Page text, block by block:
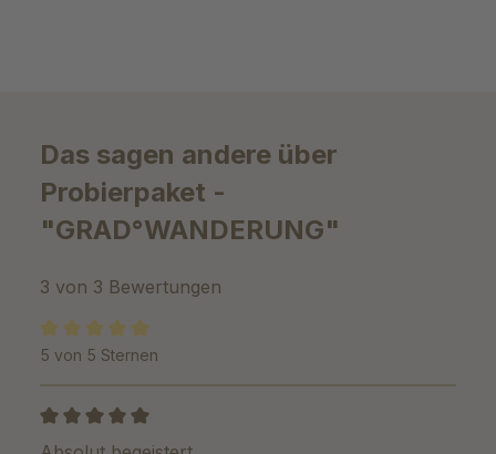
Das sagen andere über
Probierpaket -
"GRAD°WANDERUNG"
3 von 3 Bewertungen
Durchschnittliche Bewertung von 5 von 5 Sternen
5 von 5 Sternen
Bewertung mit 5 von 5 Sternen